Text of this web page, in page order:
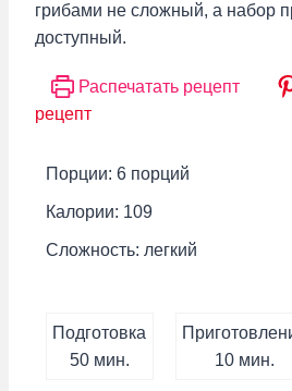
грибами не сложный, а набор
доступный.
Распечатать рецепт
рецепт
Порции: 6 порций
Калории: 109
Сложность: легкий
Подготовка
50минут
мин.
10минут
мин.